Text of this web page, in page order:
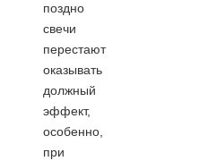
поздно
свечи
перестают
оказывать
должный
эффект,
особенно,
при